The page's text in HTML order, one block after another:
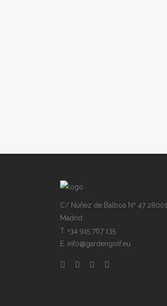
C/ Núñez de Balboa Nº 47 28001
Madrid
T. +34 915 767 135
E. info@gardengolf.eu